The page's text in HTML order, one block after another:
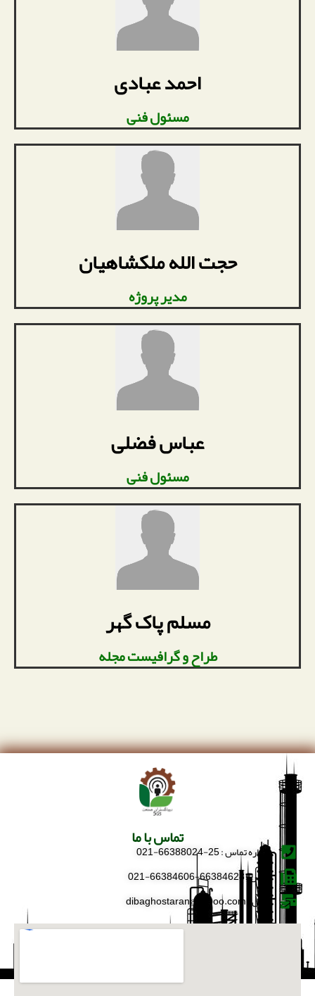
احمد عبادی
مسئول فنی
حجت الله ملکشاهیان
مدیر پروژه
عباس فضلی
مسئول فنی
مسلم پاک گهر
طراح و گرافیست مجله
تماس با ما
شماره تماس : 25-66388024-021
فکس : 66384628-66384606-021
ایمیل : dibaghostaran@yahoo.com